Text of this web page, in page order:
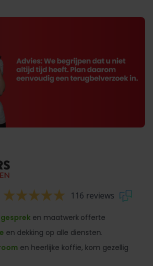
116 reviews
en maatwerk offerte
en dekking op alle diensten.
en heerlijke koffie, kom gezellig